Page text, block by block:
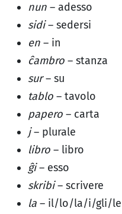
nun – adesso
sidi– sedersi
en – in
ĉambro – stanza
sur– su
tablo – tavolo
papero – carta
j– plurale
libro – libro
ĝi– esso
skribi– scrivere
la – il/lo/la/i/gli/le